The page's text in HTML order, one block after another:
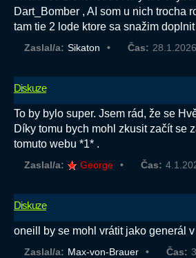
Dart_Bomber , AI som u nich trocha
tam tie 2 lode ktore sa snažim
Zaslal/a: Sikaton Čas:
Diskuze
To by bylo super. Jsem rád, že se
Díky tomu bych mohl zkusit začít se
tomuto webu *1* .
Zaslal/a: George Čas:
Diskuze
oneill by se mohl vrátit jako generál
Zaslal/a: Max-von-Brauer Čas: